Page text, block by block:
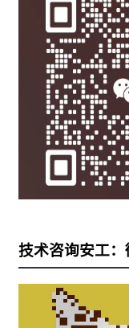
技术咨询安工：